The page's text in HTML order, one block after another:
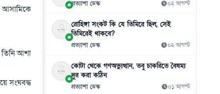
আসামিকে
তিনি আশা
সংঘবদ্ধ
লিফটের মধ্যে সহকর্মীকে ধর্ষণ, দোষী সাহলেন
০৬ আগস্ট
ঢাকার চারপাশের নদীদূষণ রোধে কর্মপরিকল্পনা
০৬ আগস্ট
বাংলাদেশে হামের সাম্প্রতিক ভয়াবহ বিস্তার এখন
প্রত্যাশা ডেস্ক ০২ আগস্ট
রোহিঙ্গা সংকট কি যে তিমিরে ছিল, সেই
তিমিরেই থাকবে?
প্রত্যাশা ডেস্ক ০২ আগস্ট
কোটা থেকে গণঅভ্যুত্থান, তবু চাকরিতে বৈষম্য
দূর করা কঠিন
প্রত্যাশা ডেস্ক ০১ আগস্ট